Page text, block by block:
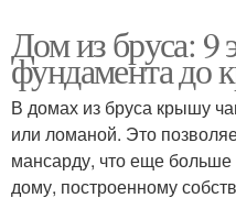
Дом из бруса: 9
фундамента до
В домах из бруса крышу
или ломаной. Это
мансарду, что еще больше
дому, построенному